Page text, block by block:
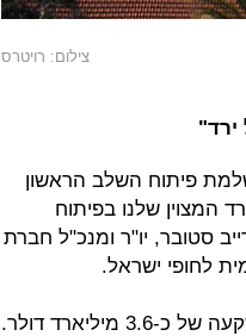
צילום: רויטרס
ירד"
פיתוח השלב הראשון
המצוין שלנו בפיתוח
סטובר, יו"ר ומנכ"ל חברת
לחופי ישראל.
פרויקט לוויתן יצא רשמית לדרכו לפני כשלוש שנים, בהשקעה של כ-3.6 מיליארד דולר.